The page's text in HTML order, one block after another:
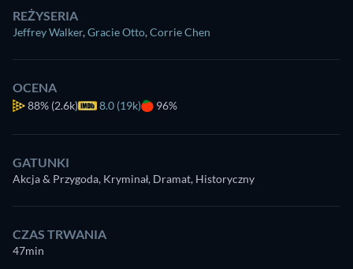
REŻYSERIA
Jeffrey Walker,Gracie Otto,Corrie Chen
OCENA
88% (2.6k) 8.0 (19k) 96%
GATUNKI
Akcja & Przygoda, Kryminał, Dramat, Historyczny
CZAS TRWANIA
47min